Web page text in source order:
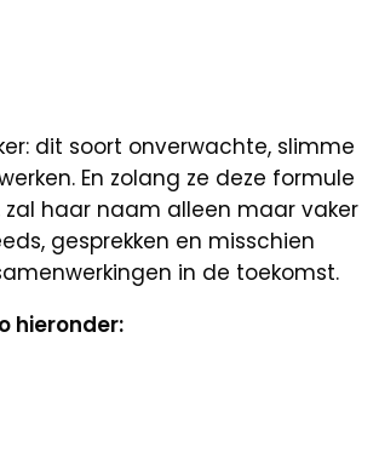
dit soort onverwachte, slimme
En zolang ze deze formule
zal haar naam alleen maar vaker
gesprekken en misschien
in de toekomst.
hieronder: